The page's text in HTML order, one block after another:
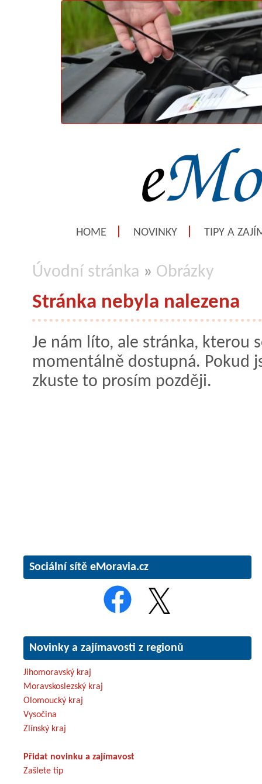
HOME NOVINKY TIPY A
Úvodní stránka » Obrázky
Stránka nebyla nalezena
Je nám líto, ale stránka, kterou
momentálně dostupná. Pokud
zkuste to prosím později.
Sociální sítě eMoravia.cz
Novinky a zajímavosti z regionů
Jihomoravský kraj
Moravskoslezský kraj
Olomoucký kraj
Vysočina
Zlínský kraj
Přidat novinku a zajímavost
Zašlete tip